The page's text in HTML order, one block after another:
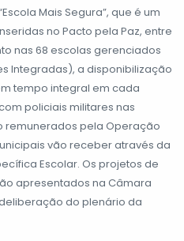
Mais Segura”, que é um
no Pacto pela Paz, entre
nas 68 escolas gerenciados
Integradas), a disponibilização
tempo integral em cada
policiais militares nas
remunerados pela Operação
vão receber através da
Escolar. Os projetos de
apresentados na Câmara
do plenário da